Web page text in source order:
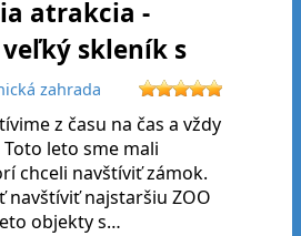
atrakcia -
skleník s
zahrada
z času na čas a vždy
leto sme mali
chceli navštíviť zámok.
navštíviť najstaršiu ZOO
objekty s…